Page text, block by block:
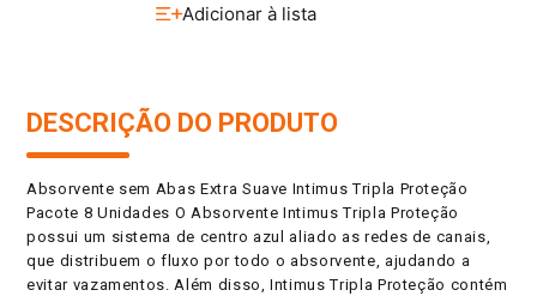
DESCRIÇÃO DO PRODUTO
Absorvente sem Abas Extra Suave Intimus Tripla Proteção
Pacote 8 Unidades O Absorvente Intimus Tripla Proteção
possui um sistema de centro azul aliado as redes de canais,
que distribuem o fluxo por todo o absorvente, ajudando a
evitar vazamentos. Além disso, Intimus Tripla Proteção contém